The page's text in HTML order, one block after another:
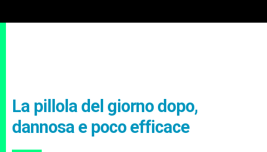
La pillola del giorno dopo,
dannosa e poco efficace